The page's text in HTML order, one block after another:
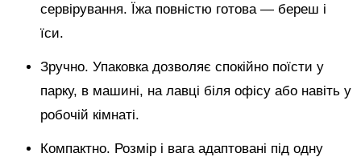
сервірування. Їжа повністю готова — береш і
їси.
Зручно. Упаковка дозволяє спокійно поїсти у
парку, в машині, на лавці біля офісу або навіть у
робочій кімнаті.
Компактно. Розмір і вага адаптовані під одну